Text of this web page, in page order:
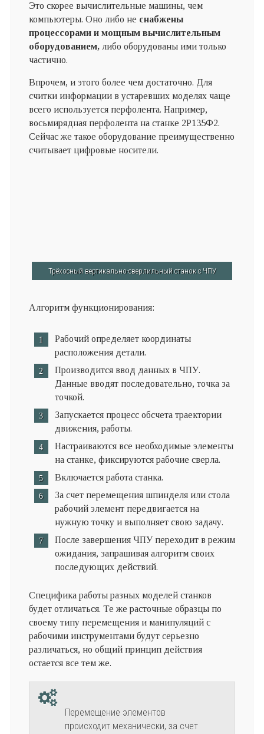
Это скорее вычислительные машины, чем
компьютеры. Оно либо не снабжены
процессорами и мощным вычислительным
оборудованием,либо оборудованы ими только
частично.
Впрочем, и этого более чем достаточно. Для
считки информации в устаревших моделях чаще
всего используется перфолента. Например,
восьмирядная перфолента на станке 2Р135Ф2.
Сейчас же такое оборудование преимущественно
считывает цифровые носители.
Трёхосный вертикально-сверлильный станок с ЧПУ
Алгоритм функционирования:
Рабочий определяет координаты
расположения детали.
Производится ввод данных в ЧПУ.
Данные вводят последовательно, точка за
точкой.
Запускается процесс обсчета траектории
движения, работы.
Настраиваются все необходимые элементы
на станке, фиксируются рабочие сверла.
Включается работа станка.
За счет перемещения шпинделя или стола
рабочий элемент передвигается на
нужную точку и выполняет свою задачу.
После завершения ЧПУ переходит в режим
ожидания, запрашивая алгоритм своих
последующих действий.
Специфика работы разных моделей станков
будет отличаться. Те же расточные образцы по
своему типу перемещения и манипуляций с
рабочими инструментами будут серьезно
различаться, но общий принцип действия
остается все тем же.
Перемещение элементов
происходит механически, за счет